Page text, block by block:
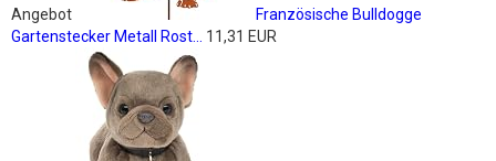
Angebot
Französische Bulldogge
Gartenstecker Metall Rost...
11,31 EUR